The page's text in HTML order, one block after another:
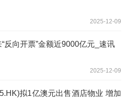
2025-12-09
反向开票”金额近9000亿元_速讯
2025-12-09
拟1亿澳元出售酒店物业 增加